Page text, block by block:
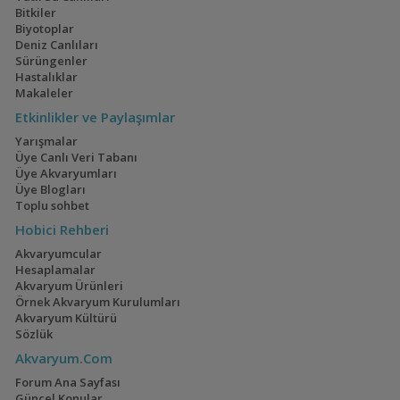
Geophagus Red
Head Tapajos
Ateşağız
Mavi Melek Karides
Aquareef F50 High Tech Armatür
Bitkiler
Biyotoplar
Deniz Canlıları
Sürüngenler
Hastalıklar
Makaleler
Etkinlikler ve Paylaşımlar
Yarışmalar
Üye Canlı Veri Tabanı
Üye Akvaryumları
Üye Blogları
Toplu sohbet
Hobici Rehberi
Akvaryumcular
Hesaplamalar
Akvaryum Ürünleri
Örnek Akvaryum Kurulumları
Akvaryum Kültürü
Sözlük
Akvaryum.Com
Forum Ana Sayfası